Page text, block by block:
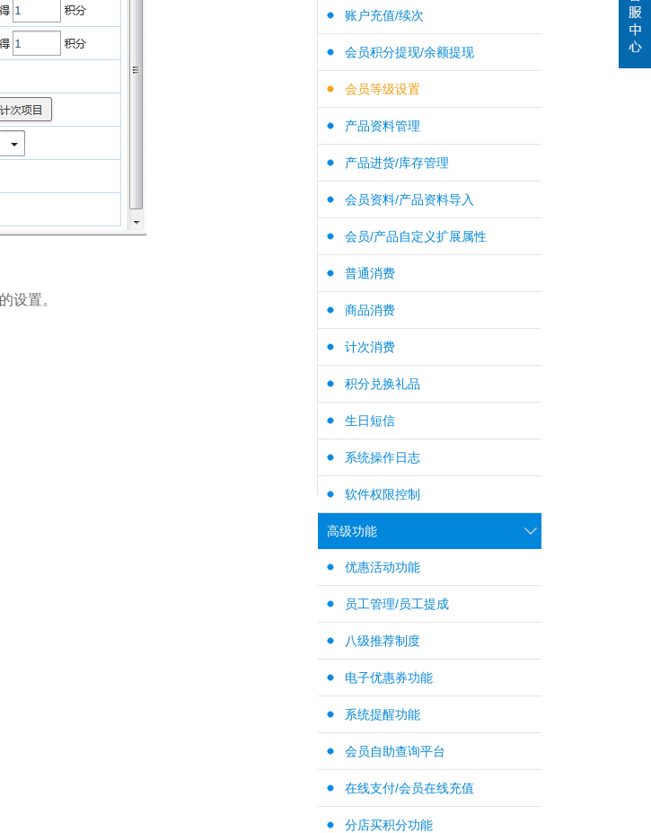
设置。
账户充值/续次
会员积分提现/余额提现
会员等级设置
产品资料管理
产品进货/库存管理
会员资料/产品资料导入
会员/产品自定义扩展属性
普通消费
商品消费
计次消费
积分兑换礼品
生日短信
系统操作日志
软件权限控制
高级功能
优惠活动功能
员工管理/员工提成
八级推荐制度
电子优惠券功能
系统提醒功能
会员自助查询平台
在线支付/会员在线充值
分店买积分功能